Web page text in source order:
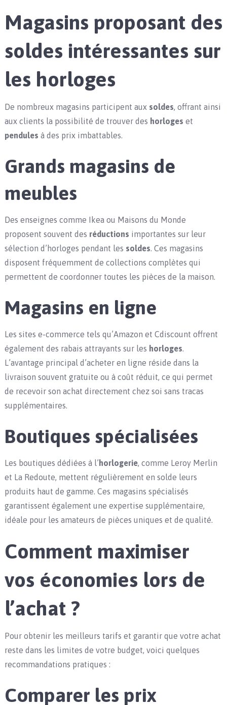
Magasins proposant des
soldes intéressantes sur
les horloges
De nombreux magasins participent aux soldes , offrant ainsi
aux clients la possibilité de trouver des horloges et
pendules à des prix imbattables.
Grands magasins de
meubles
Des enseignes comme Ikea ou Maisons du Monde
proposent souvent des réductions importantes sur leur
sélection d’horloges pendant les soldes . Ces magasins
disposent fréquemment de collections complètes qui
permettent de coordonner toutes les pièces de la maison.
Magasins en ligne
Les sites e-commerce tels qu’Amazon et Cdiscount offrent
également des rabais attrayants sur les horloges
L’avantage principal d’acheter en ligne réside dans la
livraison souvent gratuite ou à coût réduit, ce qui permet
de recevoir son achat directement chez soi sans tracas
supplémentaires.
Boutiques spécialisées
Les boutiques dédiées à l’ horlogerie, comme Leroy Merlin
et La Redoute, mettent régulièrement en solde leurs
produits haut de gamme. Ces magasins spécialisés
garantissent également une expertise supplémentaire,
idéale pour les amateurs de pièces uniques et de qualité.
Comment maximiser
vos économies lors de
l’achat ?
Pour obtenir les meilleurs tarifs et garantir que votre achat
reste dans les limites de votre budget, voici quelques
recommandations pratiques :
Comparer les prix